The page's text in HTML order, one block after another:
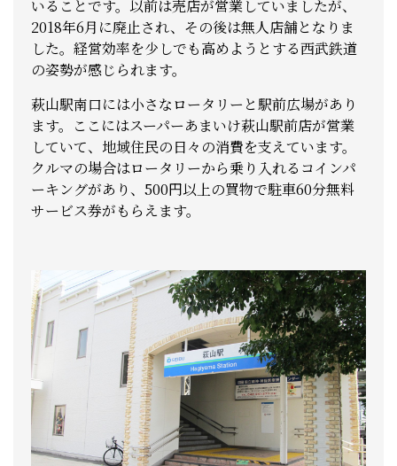
いることです。以前は売店が営業していましたが、
2018年6月に廃止され、その後は無人店舗となりま
した。経営効率を少しでも高めようとする西武鉄道
の姿勢が感じられます。
萩山駅南口には小さなロータリーと駅前広場があり
ます。ここにはスーパーあまいけ萩山駅前店が営業
していて、地域住民の日々の消費を支えています。
クルマの場合はロータリーから乗り入れるコインパ
ーキングがあり、500円以上の買物で駐車60分無料
サービス券がもらえます。